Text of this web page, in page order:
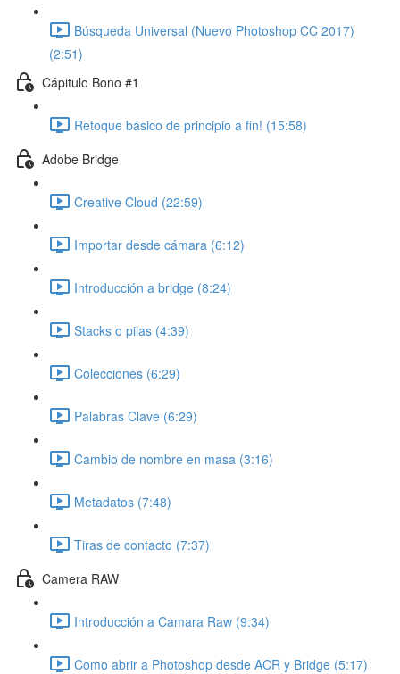
Búsqueda Universal (Nuevo Photoshop CC 2017)
(2:51)
Cápitulo Bono #1
Retoque básico de principio a fin! (15:58)
Adobe Bridge
Creative Cloud (22:59)
Importar desde cámara (6:12)
Introducción a bridge (8:24)
Stacks o pilas (4:39)
Colecciones (6:29)
Palabras Clave (6:29)
Cambio de nombre en masa (3:16)
Metadatos (7:48)
Tiras de contacto (7:37)
Camera RAW
Introducción a Camara Raw (9:34)
Como abrir a Photoshop desde ACR y Bridge (5:17)